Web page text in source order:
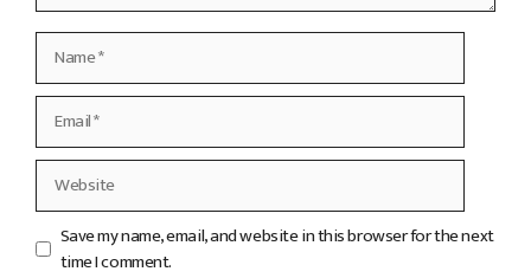
Name
Email
Website
Save my name, email, and website in this browser for the next
time I comment.